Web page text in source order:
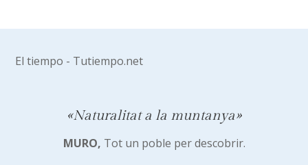
El tiempo - Tutiempo.net
«Naturalitat a la muntanya»
MURO, Tot un poble per descobrir.